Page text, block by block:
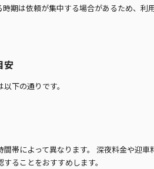
期は依頼が集中する場合があるため、利
安
下の通りです。
帯によって異なります。 深夜料金や迎車
ることをおすすめします。